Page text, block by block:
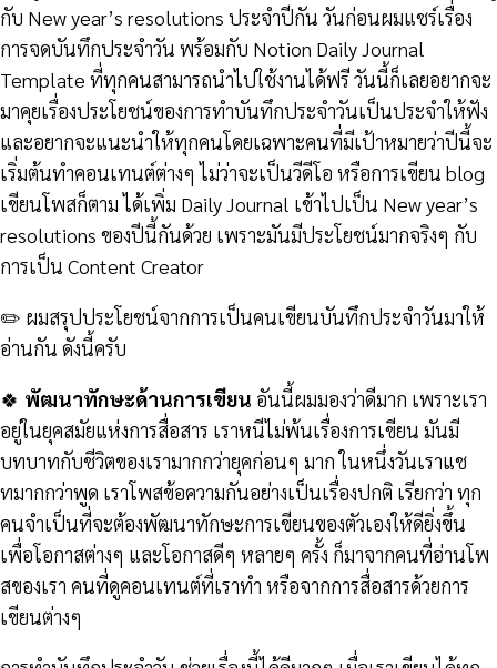
กับ New year’s resolutions ประจำปีกัน วันก่อนผมแชร์เรื่อง
การจดบันทึกประจำวัน พร้อมกับ Notion Daily Journal
Template ที่ทุกคนสามารถนำไปใช้งานได้ฟรี วันนี้ก็เลยอยากจะ
มาคุยเรื่องประโยชน์ของการทำบันทึกประจำวันเป็นประจำให้ฟัง
และอยากจะแนะนำให้ทุกคนโดยเฉพาะคนที่มีเป้าหมายว่าปีนี้จะ
เริ่มต้นทำคอนเทนต์ต่างๆ ไม่ว่าจะเป็นวีดีโอ หรือการเขียน blog
เขียนโพสก็ตาม ได้เพิ่ม Daily Journal เข้าไปเป็น New year’s
resolutions ของปีนี้กันด้วย เพราะมันมีประโยชน์มากจริงๆ กับ
การเป็น Content Creator
✏️ ผมสรุปประโยชน์จากการเป็นคนเขียนบันทึกประจำวันมาให้
อ่านกัน ดังนี้ครับ
🍀 พัฒนาทักษะด้านการเขียน อันนี้ผมมองว่าดีมาก เพราะเรา
อยู่ในยุคสมัยแห่งการสื่อสาร เราหนีไม่พ้นเรื่องการเขียน มันมี
บทบาทกับชีวิตของเรามากกว่ายุคก่อนๆ มาก ในหนึ่งวันเราแช
ทมากกว่าพูด เราโพสข้อความกันอย่างเป็นเรื่องปกติ เรียกว่า ทุก
คนจำเป็นที่จะต้องพัฒนาทักษะการเขียนของตัวเองให้ดียิ่งขึ้น
เพื่อโอกาสต่างๆ และโอกาสดีๆ หลายๆ ครั้ง ก็มาจากคนที่อ่านโพ
สของเรา คนที่ดูคอนเทนต์ที่เราทำ หรือจากการสื่อสารด้วยการ
เขียนต่างๆ